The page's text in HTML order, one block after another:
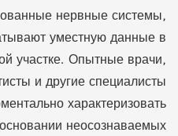
нервные системы,
уместную данные в
участке. Опытные врачи,
и другие специалисты
характеризовать
неосознаваемых